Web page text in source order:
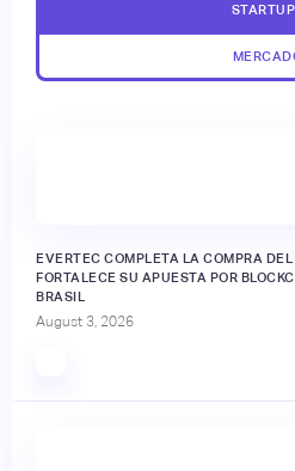
EVERTEC COMPLETA LA COMPRA
FORTALECE SU APUESTA POR
BRASIL
August 3, 2026